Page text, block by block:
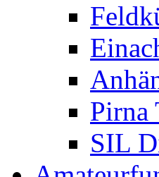
Pirna
SIL